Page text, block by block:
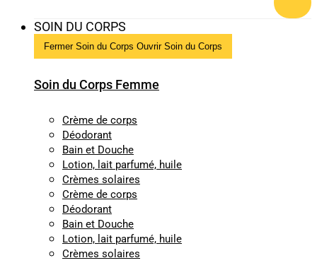
SOIN DU CORPS
Fermer Soin du Corps Ouvrir Soin du Corps
Soin du Corps Femme
Crème de corps
Déodorant
Bain et Douche
Lotion, lait parfumé, huile
Crèmes solaires
Crème de corps
Déodorant
Bain et Douche
Lotion, lait parfumé, huile
Crèmes solaires